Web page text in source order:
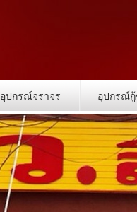
อุปกรณ์จราจร อุปกรณ์